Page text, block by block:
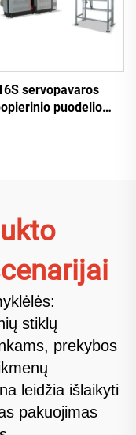
servopavaros
puodelio
stiklų
prekybos
leidžia išlaikyti
pakuojimas